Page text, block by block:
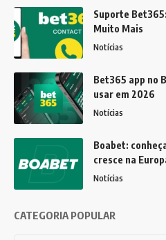
Suporte
Muito Mais
Notícias
Bet365 app no
usar em 2026
Notícias
Boabet:
cresce na
Notícias
CATEGORIA POPULAR